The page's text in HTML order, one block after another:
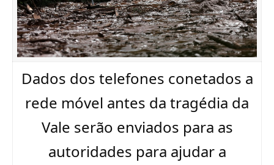
Dados dos telefones conetados a
rede móvel antes da tragédia da
Vale serão enviados para as
autoridades para ajudar a